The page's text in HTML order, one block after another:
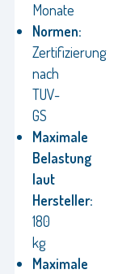
Monate
Normen:
Zertifizierung
nach
TUV-
GS
Maximale
Belastung
laut
Hersteller:
180
kg
Maximale